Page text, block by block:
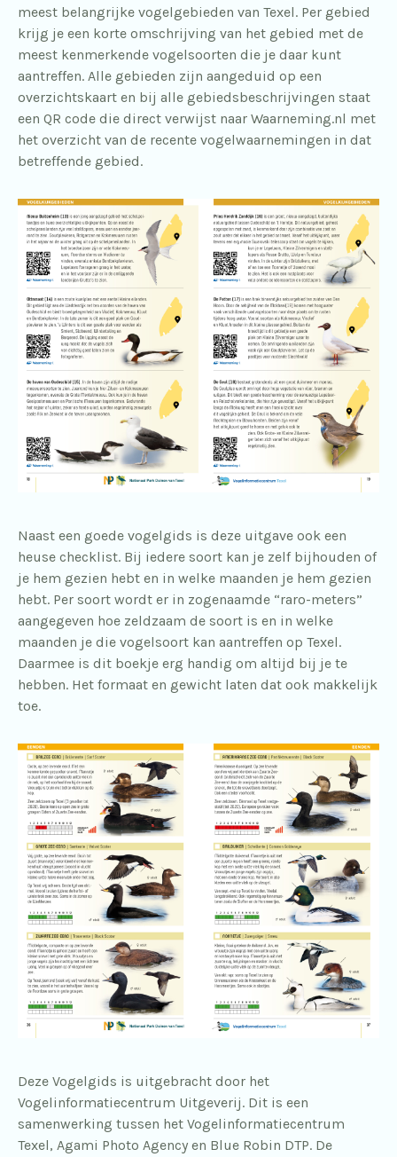
meest belangrijke vogelgebieden van Texel. Per gebied
krijg je een korte omschrijving van het gebied met de
meest kenmerkende vogelsoorten die je daar kunt
aantreffen. Alle gebieden zijn aangeduid op een
overzichtskaart en bij alle gebiedsbeschrijvingen staat
een QR code die direct verwijst naar Waarneming.nl met
het overzicht van de recente vogelwaarnemingen in dat
betreffende gebied.
Naast een goede vogelgids is deze uitgave ook een
heuse checklist. Bij iedere soort kan je zelf bijhouden of
je hem gezien hebt en in welke maanden je hem gezien
hebt. Per soort wordt er in zogenaamde “raro-meters”
aangegeven hoe zeldzaam de soort is en in welke
maanden je die vogelsoort kan aantreffen op Texel.
Daarmee is dit boekje erg handig om altijd bij je te
hebben. Het formaat en gewicht laten dat ook makkelijk
toe.
Deze Vogelgids is uitgebracht door het
Vogelinformatiecentrum Uitgeverij. Dit is een
samenwerking tussen het Vogelinformatiecentrum
Texel, Agami Photo Agency en Blue Robin DTP. De